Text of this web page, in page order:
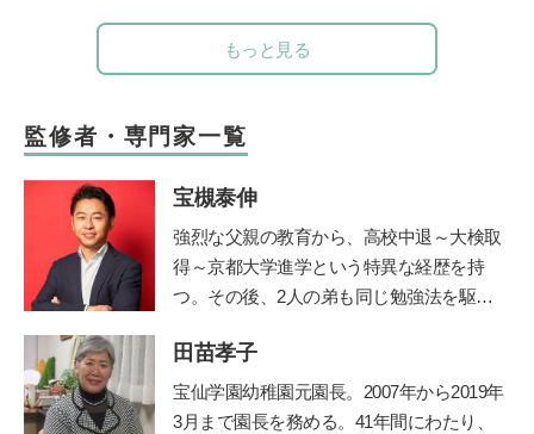
もっと見る
監修者・専門家一覧
宝槻泰伸
強烈な父親の教育から、高校中退～大検取
得～京都大学進学という特異な経歴を持
つ。その後、2人の弟も同じ勉強法を駆使
す。大学卒業後、私立高校や職業訓練校で
の指導経験を経て、2012年に東京都三鷹市
で「子どもの好奇心に火をつける」学習を
田苗孝子
宝仙学園幼稚園元園長。2007年から2019年
3月まで園長を務める。41年間にわたり、